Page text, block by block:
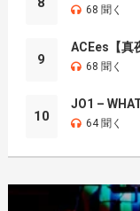
68 聞く
9
ACEes【真
68 聞く
10
JO1 –
64 聞く